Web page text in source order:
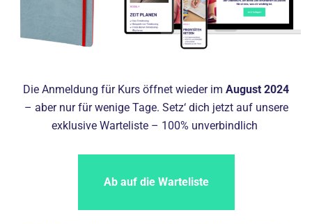
Die Anmeldung für Kurs öffnet wieder im August 2024
– aber nur für wenige Tage. Setz‘ dich jetzt auf unsere
exklusive Warteliste – 100% unverbindlich
Ab auf die Warteliste